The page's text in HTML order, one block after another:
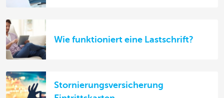
Wie funktioniert eine Lastschrift?
Stornierungsversicherung